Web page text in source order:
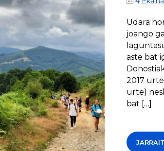
Udara
joango
aste bat
2017
urte)
bat […]